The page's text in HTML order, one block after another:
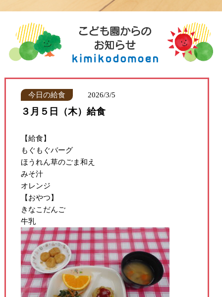
今日の給食 2026/3/5
３月５日（木）給食
【給食】
もぐもぐバーグ
ほうれん草のごま和え
みそ汁
オレンジ
【おやつ】
きなこだんご
牛乳